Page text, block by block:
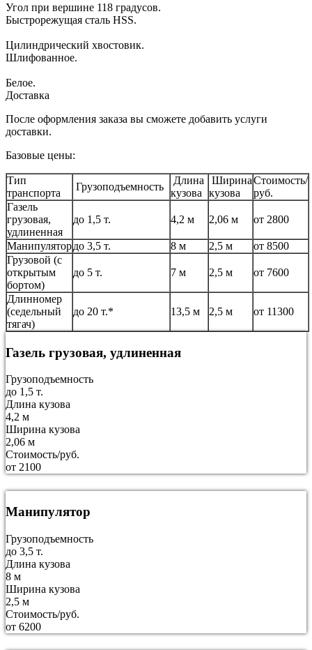
Угол при вершине 118 градусов.
Быстрорежущая сталь HSS.
Цилиндрический хвостовик.
Шлифованное.
Белое.
Доставка
После оформления заказа вы сможете добавить услуги
доставки.
Базовые цены:
Тип
транспорта
Грузоподъемность
Длина
кузова
Ширина
кузова
Стоимость/
руб.
Газель
грузовая,
удлиненная
до 1,5 т. 4,2 м 2,06 м от 2800
Манипулятордо 3,5 т. 8 м 2,5 м
от 8500
Грузовой (с
открытым
бортом)
до 5 т. 7 м 2,5 м от 7600
Длинномер
(седельный
тягач)
до 20 т.* 13,5 м 2,5 м от 11300
Газель грузовая, удлиненная
Грузоподъемность
до 1,5 т.
Длина кузова
4,2 м
Ширина кузова
2,06 м
Стоимость/руб.
от 2100
Манипулятор
Грузоподъемность
до 3,5 т.
Длина кузова
8 м
Ширина кузова
2,5 м
Стоимость/руб.
от 6200